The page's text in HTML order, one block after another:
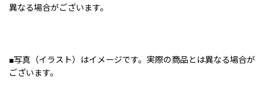
異なる場合がございます。
■写真（イラスト）はイメージです。実際の商品とは異なる場合が
ございます。